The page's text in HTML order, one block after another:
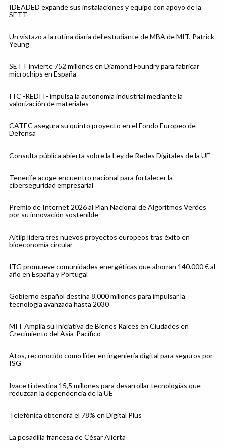
IDEADED expande sus instalaciones y equipo con apoyo de la
SETT
Un vistazo a la rutina diaria del estudiante de MBA de MIT, Patrick
Yeung
SETT invierte 752 millones en Diamond Foundry para fabricar
microchips en España
ITC -REDIT- impulsa la autonomía industrial mediante la
valorización de materiales
CATEC asegura su quinto proyecto en el Fondo Europeo de
Defensa
Consulta pública abierta sobre la Ley de Redes Digitales de la UE
Tenerife acoge encuentro nacional para fortalecer la
ciberseguridad empresarial
Premio de Internet 2026 al Plan Nacional de Algoritmos Verdes
por su innovación sostenible
Aitiip lidera tres nuevos proyectos europeos tras éxito en
bioeconomía circular
ITG promueve comunidades energéticas que ahorran 140.000 € al
año en España y Portugal
Gobierno español destina 8.000 millones para impulsar la
tecnología avanzada hasta 2030
MIT Amplía su Iniciativa de Bienes Raíces en Ciudades en
Crecimiento del Asia-Pacífico
Atos, reconocido como líder en ingeniería digital para seguros por
ISG
Ivace+i destina 15,5 millones para desarrollar tecnologías que
reduzcan la dependencia de la UE
Telefónica obtendrá el 78% en Digital Plus
La pesadilla francesa de César Alierta